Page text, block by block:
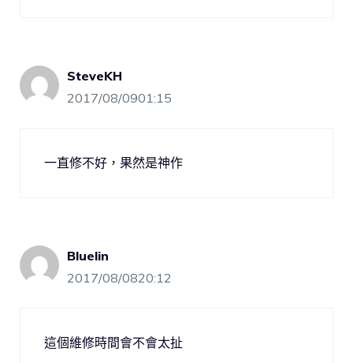
SteveKH
2017/08/0901:15
一直修不好，果然是神作
Bluelin
2017/08/0820:12
這個維修時間會不會太扯